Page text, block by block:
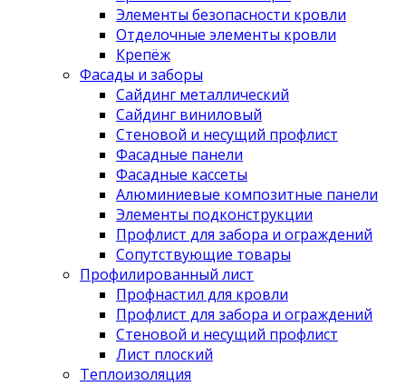
Элементы безопасности кровли
Отделочные элементы кровли
Крепёж
Фасады и заборы
Сайдинг металлический
Сайдинг виниловый
Стеновой и несущий профлист
Фасадные панели
Фасадные кассеты
Алюминиевые композитные панели
Элементы подконструкции
Профлист для забора и ограждений
Сопутствующие товары
Профилированный лист
Профнастил для кровли
Профлист для забора и ограждений
Стеновой и несущий профлист
Лист плоский
Теплоизоляция